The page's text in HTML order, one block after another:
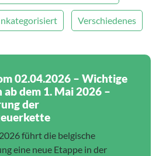
Verschiedenes
02.04.2026 – Wichtige
dem 1. Mai 2026 –
der
führt die belgische
eine neue Etappe in der